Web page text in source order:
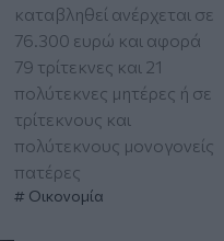
καταβληθεί ανέρχεται σε
76.300 ευρώ και αφορά
79 τρίτεκνες και 21
πολύτεκνες μητέρες ή σε
τρίτεκνους και
πολύτεκνους μονογονείς
πατέρες
Οικονομία